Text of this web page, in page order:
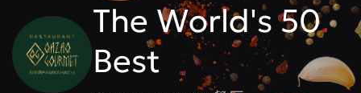
The World's 50
Best